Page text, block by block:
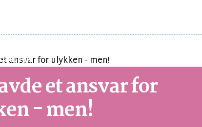
1 MIN.
et ansvar for
- men!